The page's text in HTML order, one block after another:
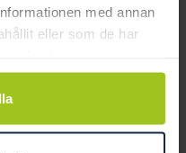
med annan
eller som de har